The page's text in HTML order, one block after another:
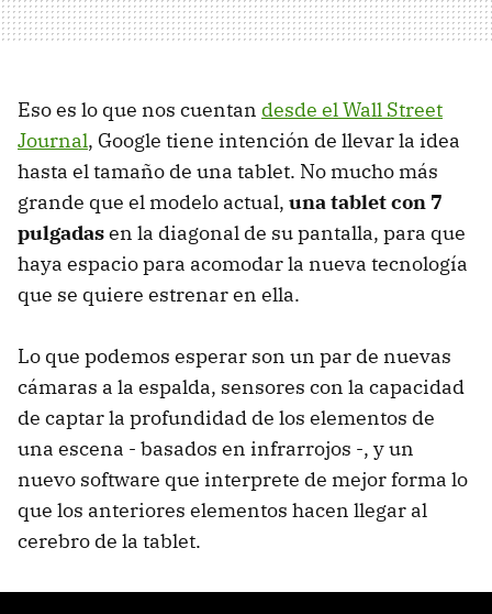
Eso es lo que nos cuentan desde el Wall Street
Journal, Google tiene intención de llevar la idea
hasta el tamaño de una tablet. No mucho más
grande que el modelo actual, una tablet con 7
pulgadasen la diagonal de su pantalla, para que
haya espacio para acomodar la nueva tecnología
que se quiere estrenar en ella.
Lo que podemos esperar son un par de nuevas
cámaras a la espalda, sensores con la capacidad
de captar la profundidad de los elementos de
una escena - basados en infrarrojos -, y un
nuevo software que interprete de mejor forma lo
que los anteriores elementos hacen llegar al
cerebro de la tablet.